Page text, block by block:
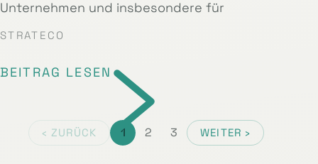
Unternehmen und insbesondere für
STRATECO
BEITRAG LESEN
‹ ZURÜCK 1 2 3 WEITER ›